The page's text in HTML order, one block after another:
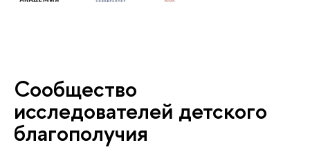
Сообщество
исследователей детского
благополучия